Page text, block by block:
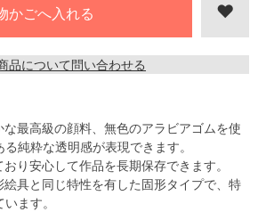
品について問い合わせる
最高級の顔料、無色のアラビアゴムを使
純粋な透明感が表現できます。
り安心して作品を長期保存できます。
具と同じ特性を有した固形タイプで、特
ます。